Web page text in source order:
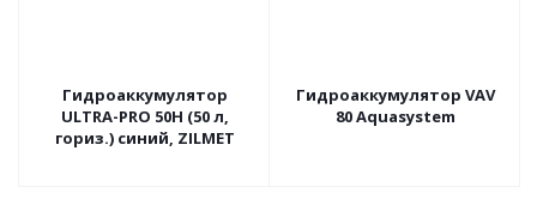
Гидроаккумулятор
ULTRA-PRO 50H (50 л,
гориз.) синий, ZILMET
Гидроаккумулятор VAV
80 Aquasystem